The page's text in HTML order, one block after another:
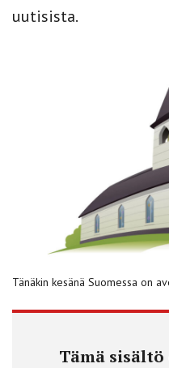
uutisista.
Tänäkin kesänä Suomessa on
Tämä